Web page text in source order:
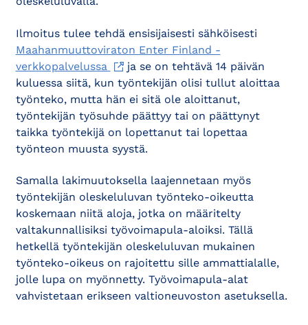
Ilmoitus tulee tehdä ensisijaisesti sähköisesti
Maahanmuuttoviraton Enter Finland -
verkkopalvelussa
ja se on tehtävä 14 päivän
kuluessa siitä, kun työntekijän olisi tullut aloittaa
työnteko, mutta hän ei sitä ole aloittanut,
työntekijän työsuhde päättyy tai on päättynyt
taikka työntekijä on lopettanut tai lopettaa
työnteon muusta syystä.
Samalla lakimuutoksella laajennetaan myös
työntekijän oleskeluluvan työnteko-oikeutta
koskemaan niitä aloja, jotka on määritelty
valtakunnallisiksi työvoimapula-aloiksi. Tällä
hetkellä työntekijän oleskeluluvan mukainen
työnteko-oikeus on rajoitettu sille ammattialalle,
jolle lupa on myönnetty. Työvoimapula-alat
vahvistetaan erikseen valtioneuvoston asetuksella.